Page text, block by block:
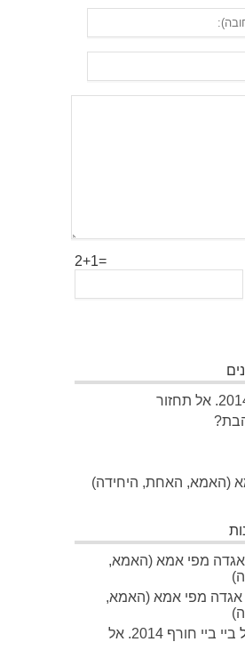
2+1=
(האמא, האחת, היחידה)
אגדה מפי אמא (האמא,
אגדה מפי אמא (האמא,
ביי ביי חורף 2014. אל